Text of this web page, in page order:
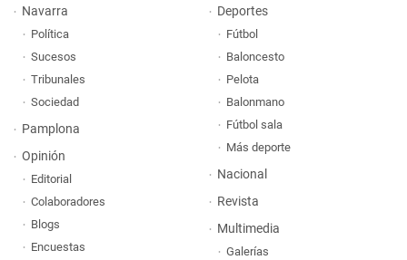
Navarra
Política
Sucesos
Tribunales
Sociedad
Pamplona
Opinión
Editorial
Colaboradores
Blogs
Encuestas
Deportes
Fútbol
Baloncesto
Pelota
Balonmano
Fútbol sala
Más deporte
Nacional
Revista
Multimedia
Galerías